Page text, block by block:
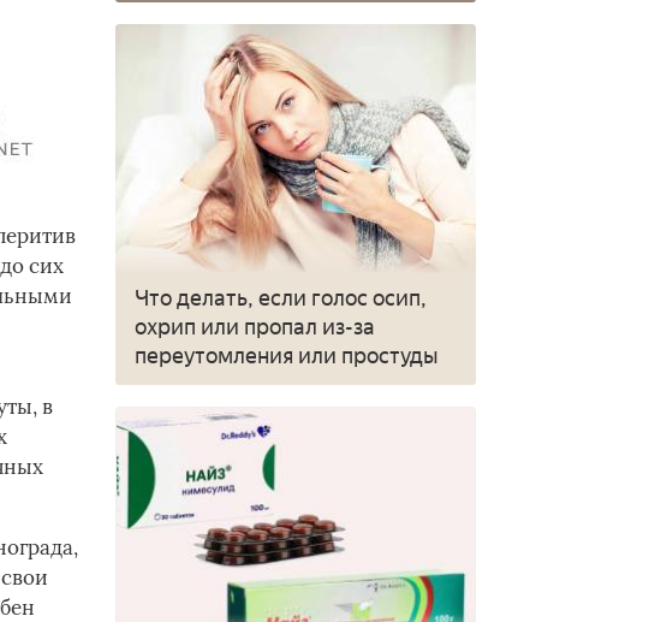
сих
в
Что делать, если голос осип,
охрип или пропал из-за
переутомления или простуды